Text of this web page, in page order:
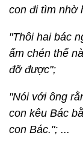
con đi tìm nhờ
"Thôi hai bác
ấm chén thế
đỡ được";
"Nói với ông
con kêu Bác
con Bác."; ...